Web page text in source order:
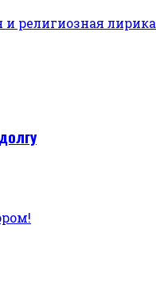
и религиозная лирика